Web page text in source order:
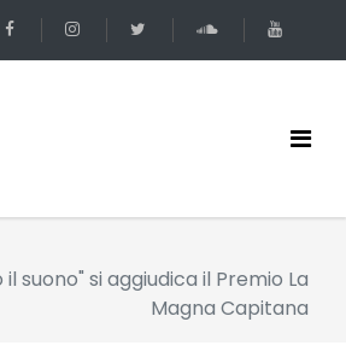
suono" si aggiudica il Premio La
Magna Capitana